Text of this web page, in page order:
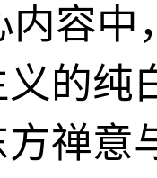
内容
的纯
禅意